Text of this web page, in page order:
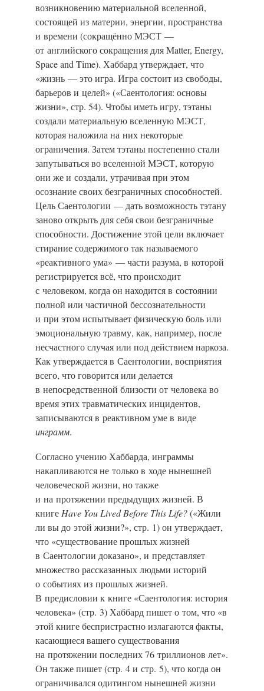
возникновению материальной вселенной,
состоящей из материи, энергии, пространства
и времени (сокращённо МЭСТ —
от английского сокращения для Matter, Energy,
Space and Time). Хаббард утверждает, что
«жизнь — это игра. Игра состоит из свободы,
барьеров и целей» («Саентология: основы
жизни», стр. 54). Чтобы иметь игру, тэтаны
создали материальную вселенную МЭСТ,
которая наложила на них некоторые
ограничения. Затем тэтаны постепенно стали
запутываться во вселенной МЭСТ, которую
они же и создали, утрачивая при этом
осознание своих безграничных способностей.
Цель Саентологии — дать возможность тэтану
заново открыть для себя свои безграничные
способности. Достижение этой цели включает
стирание содержимого так называемого
«реактивного ума» — части разума, в которой
регистрируется всё, что происходит
с человеком, когда он находится в состоянии
полной или частичной бессознательности
и при этом испытывает физическую боль или
эмоциональную травму, как, например, после
несчастного случая или под действием наркоза.
Как утверждается в Саентологии, восприятия
всего, что говорится или делается
в непосредственной близости от человека во
время этих травматических инцидентов,
записываются в реактивном уме в виде
инграмм.
Согласно учению Хаббарда, инграммы
накапливаются не только в ходе нынешней
человеческой жизни, но также
и на протяжении предыдущих жизней. В
книге Have You Lived Before This Life?(«Жили
ли вы до этой жизни?», стр. 1) он утверждает,
что «существование прошлых жизней
в Саентологии доказано», и представляет
множество рассказанных людьми историй
о событиях из прошлых жизней.
В предисловии к книге «Саентология: история
человека» (стр. 3) Хаббард пишет о том, что «в
этой книге беспристрастно излагаются факты,
касающиеся вашего существования
на протяжении последних 76 триллионов лет».
Он также пишет (стр. 4 и стр. 5), что когда он
ограничивался одитингом нынешней жизни